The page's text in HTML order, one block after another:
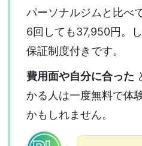
パーソナルジムと比べ
6回しても37,950円。
保証制度付きです。
費用面や自分に合った
かる人は一度無料で体
かもしれません。